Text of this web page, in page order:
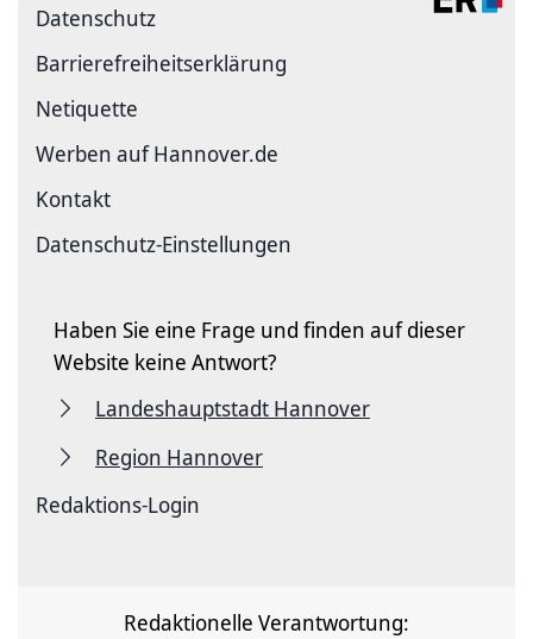
Datenschutz
Barriere­freiheits­erklärung
Netiquette
Werben auf Hannover.de
Kontakt
Datenschutz-Einstellungen
Haben Sie eine Frage und finden auf dieser
Website keine Antwort?
Landeshauptstadt Hannover
Region Hannover
Redaktions-Login
Redaktionelle Verantwortung: